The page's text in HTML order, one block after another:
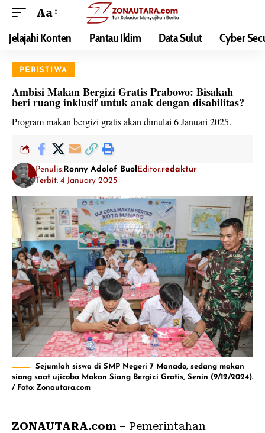
Aa
Jelajahi Konten Pantau Iklim Data Sulut Cyber
PERISTIWA
Ambisi Makan Bergizi Gratis Prabowo: Bisakah
beri ruang inklusif untuk anak dengan disabilitas?
Program makan bergizi gratis akan dimulai 6 Januari 2025.
Penulis:Ronny Adolof BuolEditor:redaktur
Terbit: 4 January 2025
Sejumlah siswa di SMP Negeri 7 Manado, sedang makan
siang saat ujicoba Makan Siang Bergizi Gratis, Senin (9/12/2024).
/ Foto: Zonautara.com
ZONAUTARA.com – Pemerintahan